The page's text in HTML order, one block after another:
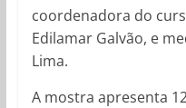
coordenadora do
Edilamar Galvão, e
Lima.
A mostra apresenta